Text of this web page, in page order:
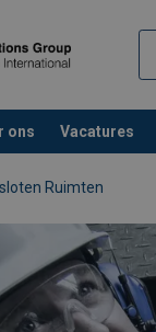
ons Vacatures
Ruimten